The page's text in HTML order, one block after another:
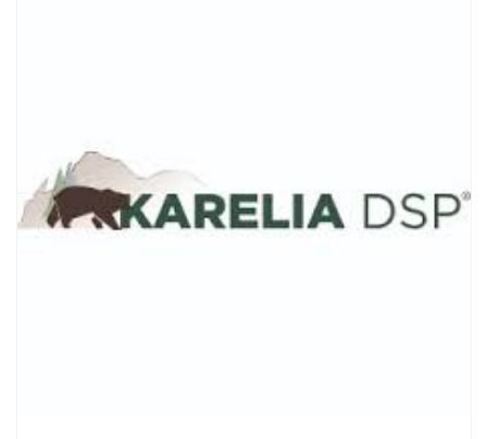
Смотреть проект